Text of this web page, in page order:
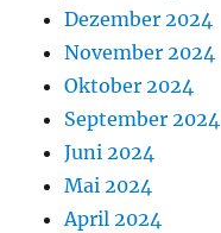
Dezember 2024
November 2024
Oktober 2024
September 2024
Juni 2024
Mai 2024
April 2024